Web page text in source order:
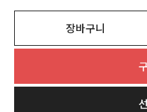
장바구니